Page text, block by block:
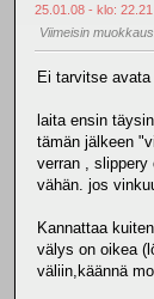
25.01.08 - klo: 22.21
Viimeisin muokkaus
Ei tarvitse
laita ensin
tämän jälkeen
verran ,
vähän. jos
Kannattaa
välys on oikea
väliin,käännä